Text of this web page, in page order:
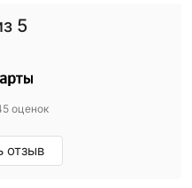
5
оценок
отзыв